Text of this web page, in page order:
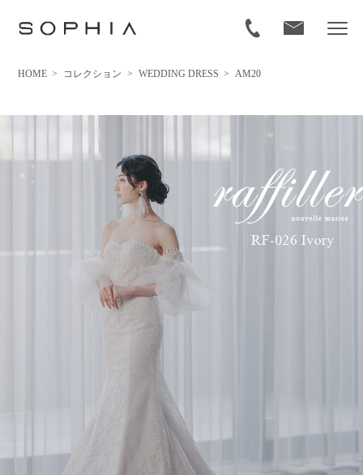
HOME > コレクション > WEDDING DRESS > AM20